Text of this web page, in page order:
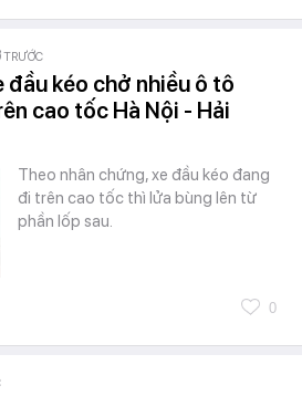
TRƯỚC
đầu kéo chở nhiều ô tô
cao tốc Hà Nội - Hải
Theo nhân chứng, xe đầu kéo đang
đi trên cao tốc thì lửa bùng lên từ
phần lốp sau.
0